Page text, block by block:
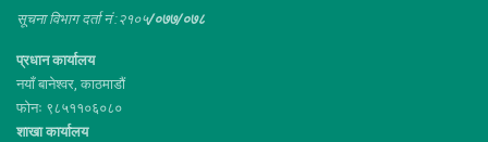
सूचना विभाग दर्ता नं :२१०५/०७७/०७८
प्रधान कार्यालय
नयाँ बानेश्वर, काठमाडौं
फोनः ९८५११०६०८०
शाखा कार्यालय